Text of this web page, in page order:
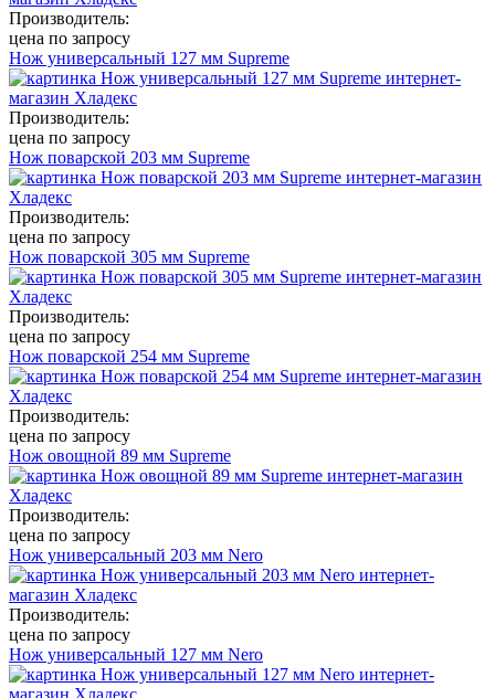
Производитель:
цена по запросу
Нож универсальный 127 мм Supreme
Производитель:
цена по запросу
Нож поварской 203 мм Supreme
Производитель:
цена по запросу
Нож поварской 305 мм Supreme
Производитель:
цена по запросу
Нож поварской 254 мм Supreme
Производитель:
цена по запросу
Нож овощной 89 мм Supreme
Производитель:
цена по запросу
Нож универсальный 203 мм Nero
Производитель:
цена по запросу
Нож универсальный 127 мм Nero